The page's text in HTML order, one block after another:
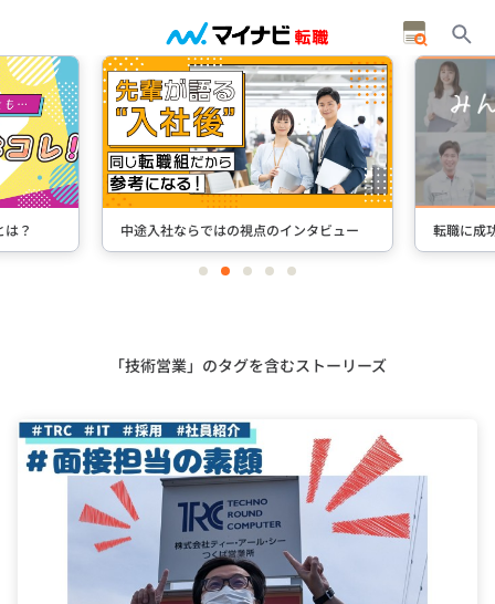
？ 中途入社ならではの視点のインタビュー 転職に成
itemitemitemitemitem
「技術営業」のタグを含むストーリーズ